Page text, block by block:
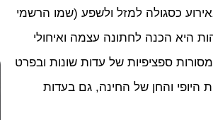
כסגולה למזל ולשפע (שמו הרשמי
היא הכנה לחתונה עצמה ואיחולי
ספציפיות של עדות שונות ובפרט
והחן של החינה, גם בעדות